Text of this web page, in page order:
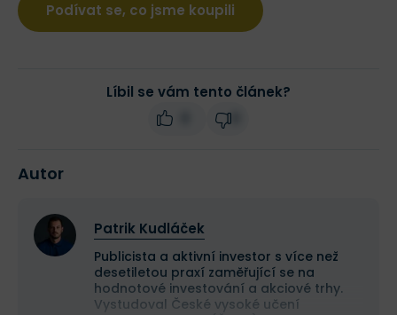
Podívat se, co jsme koupili
Líbil se vám tento článek?
Autor
Patrik Kudláček
Publicista a aktivní investor s více než
desetiletou praxí zaměřující se na
hodnotové investování a akciové trhy.
Vystudoval České vysoké učení